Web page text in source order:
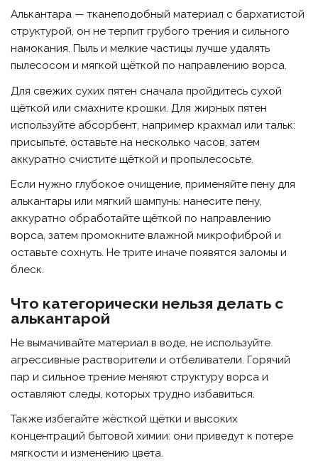
Алькантара — тканеподобный материал с бархатистой
структурой, он не терпит грубого трения и сильного
намокания. Пыль и мелкие частицы лучше удалять
пылесосом и мягкой щёткой по направлению ворса.
Для свежих сухих пятен сначала пройдитесь сухой
щёткой или смахните крошки. Для жирных пятен
используйте абсорбент, например крахмал или тальк:
присыпьте, оставьте на несколько часов, затем
аккуратно счистите щёткой и пропылесосьте.
Если нужно глубокое очищение, применяйте пену для
алькантары или мягкий шампунь: нанесите пену,
аккуратно обработайте щёткой по направлению
ворса, затем промокните влажной микрофиброй и
оставьте сохнуть. Не трите иначе появятся заломы и
блеск.
Что категорически нельзя делать с
алькантарой
Не вымачивайте материал в воде, не используйте
агрессивные растворители и отбеливатели. Горячий
пар и сильное трение меняют структуру ворса и
оставляют следы, которых трудно избавиться.
Также избегайте жёсткой щётки и высоких
концентраций бытовой химии: они приведут к потере
мягкости и изменению цвета.